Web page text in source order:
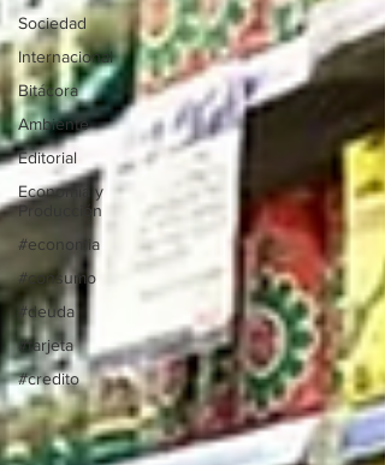
Sociedad
Internacional
Bitácora
Ambiente
Editorial
Economía y
Producción
#economia
#consumo
#deuda
#tarjeta
#credito